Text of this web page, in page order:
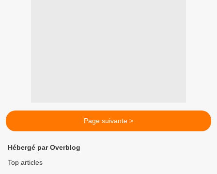
Page suivante >
Hébergé par Overblog
Top articles